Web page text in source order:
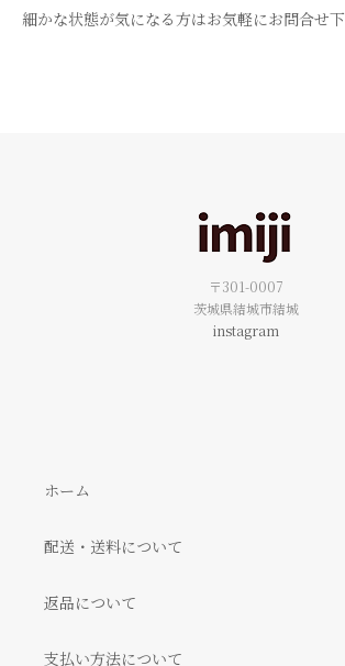
細かな状態が気になる方はお気軽にお問合せ下
〒301-0007
茨城県結城市結城
instagram
ホーム
配送・送料について
返品について
支払い方法について